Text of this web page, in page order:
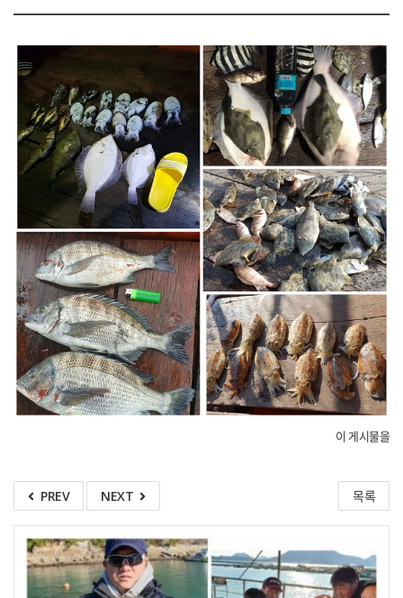
이 게시물을
PREV NEXT 목록